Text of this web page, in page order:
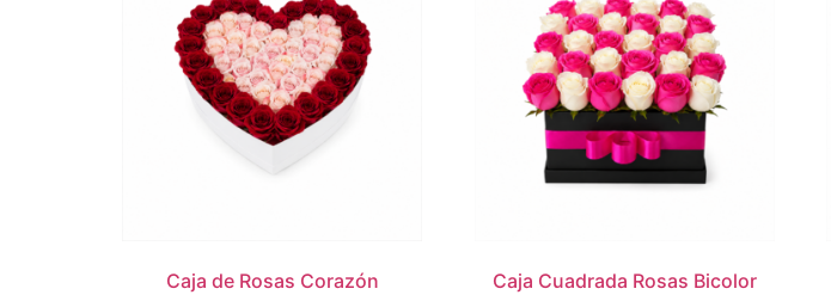
Caja de Rosas Corazón Caja Cuadrada Rosas Bicolor